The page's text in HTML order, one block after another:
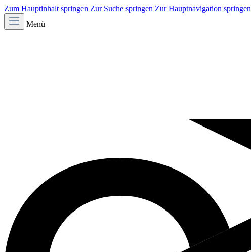
Zum Hauptinhalt springen Zur Suche springen Zur Hauptnavigation springen
Menü